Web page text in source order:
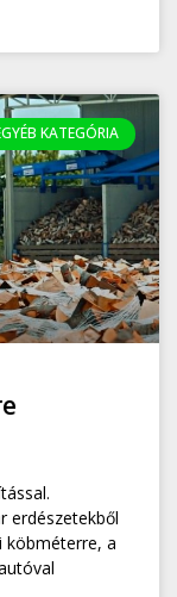
KATEGÓRIA
erdészetekből
köbméterre, a